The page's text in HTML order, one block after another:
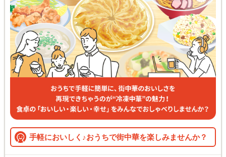
手軽においしく♪おうちで街中華を楽しみませんか？